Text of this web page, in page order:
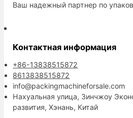
Ваш надежный партнер по
Контактная информация
+86-13838515872
8613838515872
info@packingmachineforsale.com
Нахуальная улица, Зинчжоу
развития, Хэнань, Китай